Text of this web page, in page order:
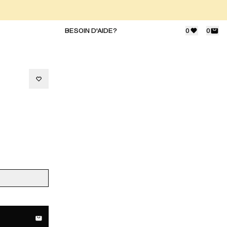
BESOIN D'AIDE? 0 0